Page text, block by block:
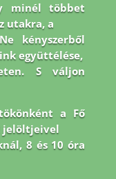
minél többet
utakra, a
kényszerből
együttélése,
S váljon
a Fő
jelöltjeivel
8 és 10 óra